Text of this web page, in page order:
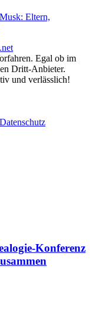
Eltern,
Egal ob im
Dritt-Anbieter.
und verlässlich!
Datenschutz
Konferenz